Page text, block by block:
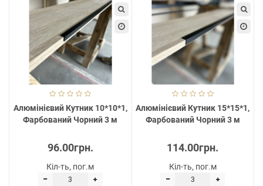
Алюмінієвий Кутник 10*10*1,
Фарбований Чорний 3 м
96.00грн.
Кіл-ть, пог.м
Алюмінієвий Кутник 15*15*1,
Фарбований Чорний 3 м
114.00грн.
Кіл-ть, пог.м